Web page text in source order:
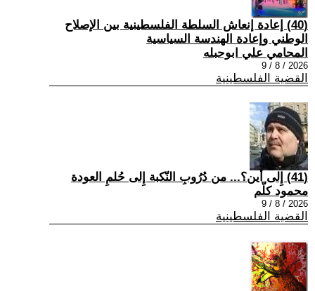
(40) إعادة إنعاش السلطة الفلسطينية بين الإصلاح
الوطني وإعادة الهندسة السياسية
المحامي علي ابوحبله
2026 / 8 / 9
القضية الفلسطينية
(41) إِلى أين؟... من دُرُوبِ النّكبة إِلى حُلمِ العودة
محمود كلّم
2026 / 8 / 9
القضية الفلسطينية